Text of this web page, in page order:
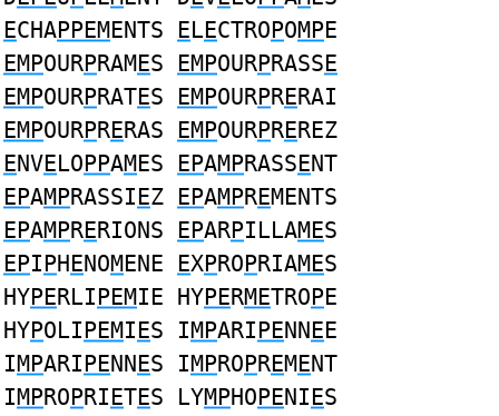
ECHAPPEMENTS ELECTROPOMPE
EMPOURPRAMES EMPOURPRASSE
EMPOURPRATES EMPOURPRERAI
EMPOURPRERAS EMPOURPREREZ
ENVELOPPAMES EPAMPRASSENT
EPAMPRASSIEZ EPAMPREMENTS
EPAMPRERIONS EPARPILLAMES
EPIPHENOMENE EXPROPRIAMES
HYPERLIPEMIE HYPERMETROPE
HYPOLIPEMIES IMPARIPENNEE
IMPARIPENNES IMPROPREMENT
IMPROPRIETES LYMPHOPENIES